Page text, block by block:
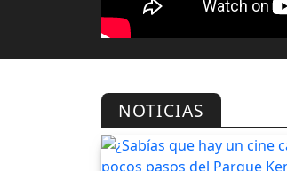
NOTICIAS